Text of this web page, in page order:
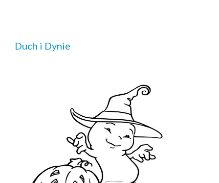
Duch i Dynie